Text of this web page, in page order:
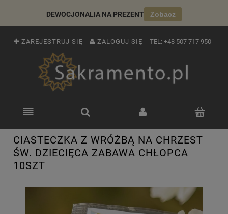
DEWOCJONALIA NA PREZENT Zobacz
ZAREJESTRUJ SIĘ ZALOGUJ SIĘ TEL: +48 507 717 950
CIASTECZKA Z WRÓŻBĄ NA CHRZEST
ŚW. DZIECIĘCA ZABAWA CHŁOPCA
10SZT